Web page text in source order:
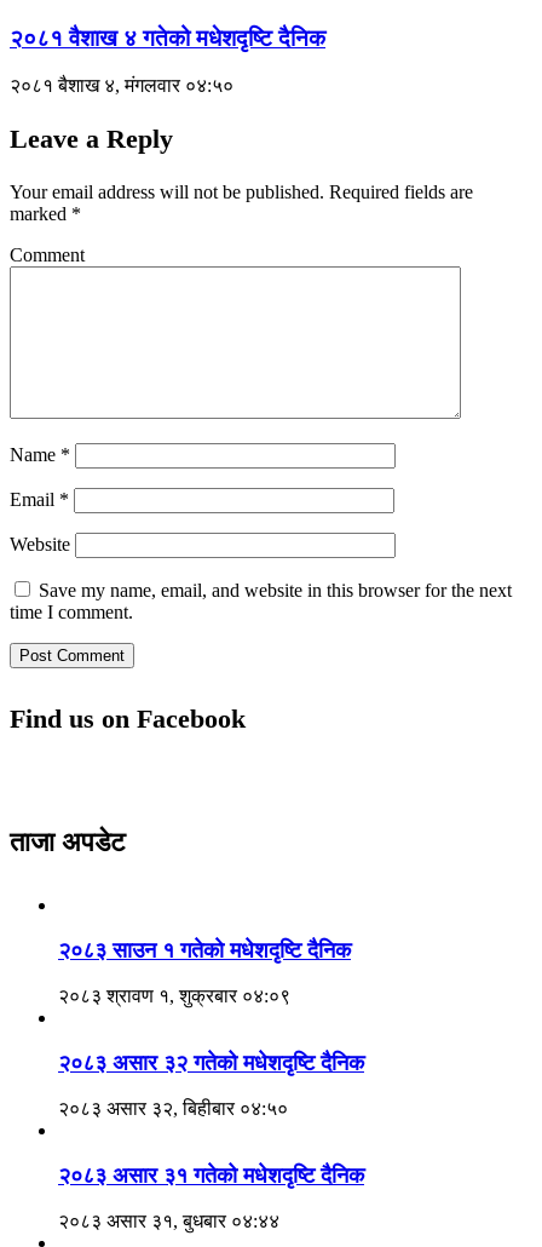
२०८१ वैशाख ४ गतेको मधेशदृष्टि दैनिक
२०८१ बैशाख ४, मंगलवार ०४:५०
Leave a Reply
Your email address will not be published. Required fields are
marked *
Comment
Name *
Email *
Website
Save my name, email, and website in this browser for the next
time I comment.
Find us on Facebook
ताजा अपडेट
२०८३ साउन १ गतेकाे मधेशदृष्टि दैनिक
२०८३ श्रावण १, शुक्रबार ०४:०९
२०८३ असार ३२ गतेको मधेशदृष्टि दैनिक
२०८३ असार ३२, बिहीबार ०४:५०
२०८३ असार ३१ गतेको मधेशदृष्टि दैनिक
२०८३ असार ३१, बुधबार ०४:४४